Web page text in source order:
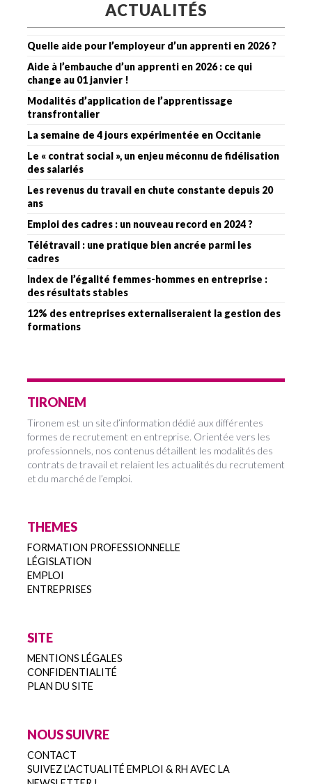
ACTUALITÉS
Quelle aide pour l’employeur d’un apprenti en 2026 ?
Aide à l’embauche d’un apprenti en 2026 : ce qui
change au 01 janvier !
Modalités d’application de l’apprentissage
transfrontalier
La semaine de 4 jours expérimentée en Occitanie
Le « contrat social », un enjeu méconnu de fidélisation
des salariés
Les revenus du travail en chute constante depuis 20
ans
Emploi des cadres : un nouveau record en 2024 ?
Télétravail : une pratique bien ancrée parmi les
cadres
Index de l’égalité femmes-hommes en entreprise :
des résultats stables
12% des entreprises externaliseraient la gestion des
formations
TIRONEM
Tironem est un site d’information dédié aux différentes
formes de recrutement en entreprise. Orientée vers les
professionnels, nos contenus détaillent les modalités des
contrats de travail et relaient les actualités du recrutement
et du marché de l’emploi.
THEMES
FORMATION PROFESSIONNELLE
LÉGISLATION
EMPLOI
ENTREPRISES
SITE
MENTIONS LÉGALES
CONFIDENTIALITÉ
PLAN DU SITE
NOUS SUIVRE
CONTACT
SUIVEZ L’ACTUALITÉ EMPLOI & RH AVEC LA